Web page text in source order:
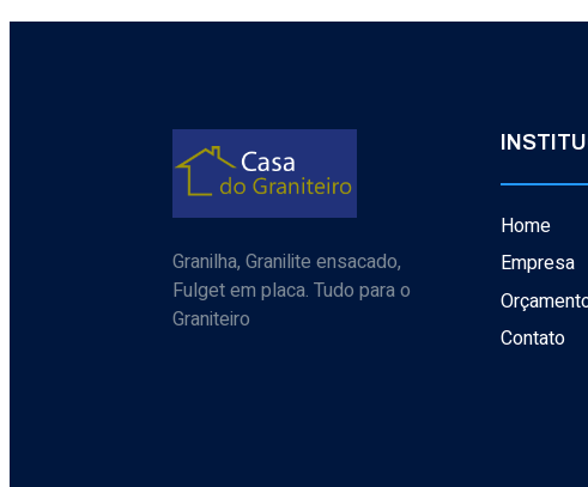
Granilha, Granilite ensacado,
Fulget em placa. Tudo para o
Graniteiro
Home
Empresa
Contato